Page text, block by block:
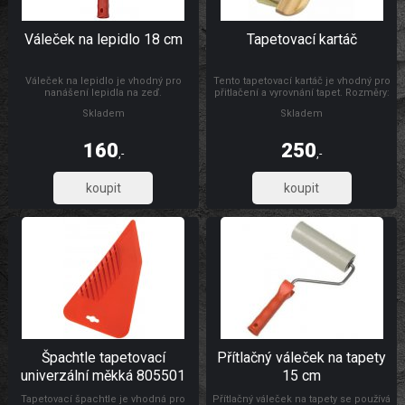
Váleček na lepidlo 18 cm
Váleček na lepidlo je vhodný pro
nanášení lepidla na zeď.
Skladem
160,-
132,23
Tapetovací kartáč
Tento tapetovací kartáč je vhodný pro
přitlačení a vyrovnání tapet. Rozměry:
Skladem
250,-
206,61
Špachtle tapetovací
univerzální měkká 805501
Tapetovací špachtle je vhodná pro
Přítlačný váleček na tapety
15 cm
Přítlačný váleček na tapety se používá